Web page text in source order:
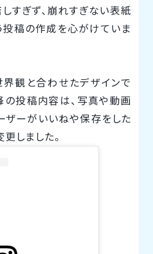
しすぎず、崩れすぎない表紙
投稿の作成を心がけていま
観と合わせたデザインで
の投稿内容は、写真や動画
ザーがいいねや保存をした
しました。